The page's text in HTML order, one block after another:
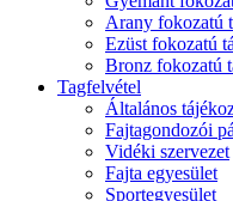
Arany fokozatú
Ezüst fokozatú
Bronz fokozatú
Tagfelvétel
Általános
Fajtagondozói
Vidéki szervezet
Fajta egyesület
Sportegyesület